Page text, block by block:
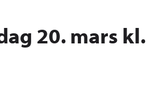
20. mars kl.